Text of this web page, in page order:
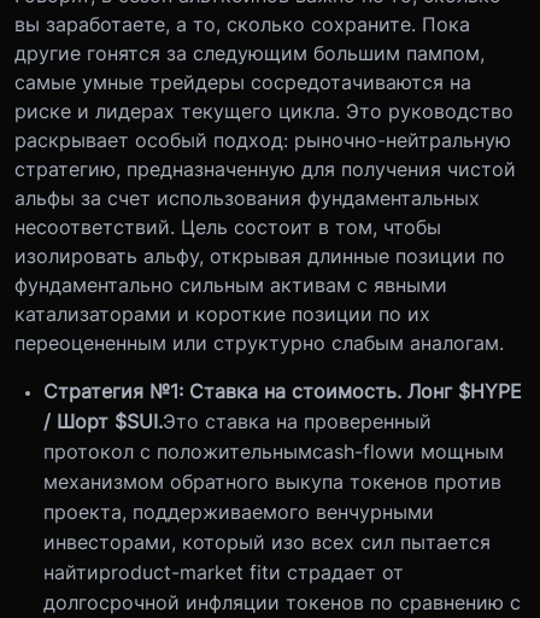
вы заработаете, а то, сколько сохраните. Пока
другие гонятся за следующим большим пампом,
самые умные трейдеры сосредотачиваются на
риске и лидерах текущего цикла. Это руководство
раскрывает особый подход: рыночно-нейтральную
стратегию, предназначенную для получения чистой
альфы за счет использования фундаментальных
несоответствий. Цель состоит в том, чтобы
изолировать альфу, открывая длинные позиции по
фундаментально сильным активам с явными
катализаторами и короткие позиции по их
переоцененным или структурно слабым аналогам.
Стратегия №1: Ставка на стоимость. Лонг $HYPE
/ Шорт $SUI.Это ставка на проверенный
протокол с положительнымcash-flowи мощным
механизмом обратного выкупа токенов против
проекта, поддерживаемого венчурными
инвесторами, который изо всех сил пытается
найтиproduct-market fitи страдает от
долгосрочной инфляции токенов по сравнению с